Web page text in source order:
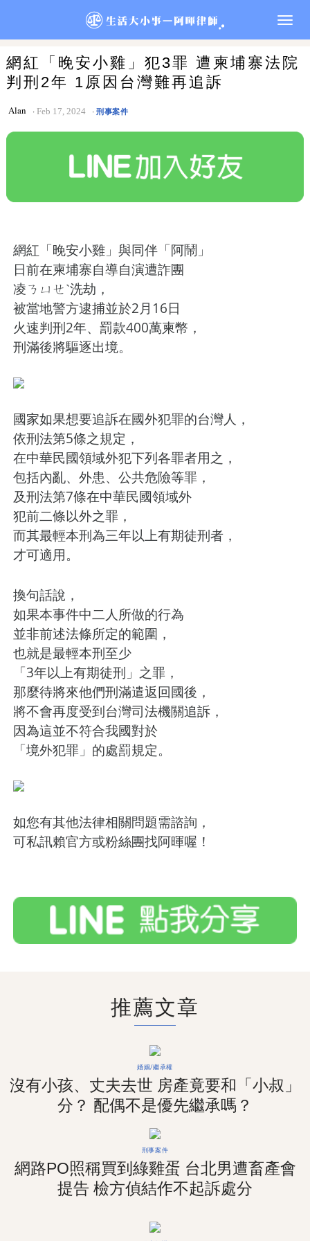
網紅「晚安小雞」犯3罪 遭柬埔寨法院
判刑2年 1原因台灣難再追訴
Alan Feb 17, 2024 刑事案件
網紅「晚安小雞」與同伴「阿鬧」
日前在柬埔寨自導自演遭詐團
凌ㄋㄩㄝˋ洗劫，
被當地警方逮捕並於2月16日
火速判刑2年、罰款400萬柬幣，
刑滿後將驅逐出境。
國家如果想要追訴在國外犯罪的台灣人，
依刑法第5條之規定，
在中華民國領域外犯下列各罪者用之，
包括內亂、外患、公共危險等罪，
及刑法第7條在中華民國領域外
犯前二條以外之罪，
而其最輕本刑為三年以上有期徒刑者，
才可適用。
換句話說，
如果本事件中二人所做的行為
並非前述法條所定的範圍，
也就是最輕本刑至少
「3年以上有期徒刑」之罪，
那麼待將來他們刑滿遣返回國後，
將不會再度受到台灣司法機關追訴，
因為這並不符合我國對於
「境外犯罪」的處罰規定。
如您有其他法律相關問題需諮詢，
可私訊賴官方或粉絲團找阿暉喔！
推薦文章
婚姻/繼承權
沒有小孩、丈夫去世 房產竟要和「小叔」
分？ 配偶不是優先繼承嗎？
刑事案件
網路PO照稱買到綠雞蛋 台北男遭畜產會
提告 檢方偵結作不起訴處分